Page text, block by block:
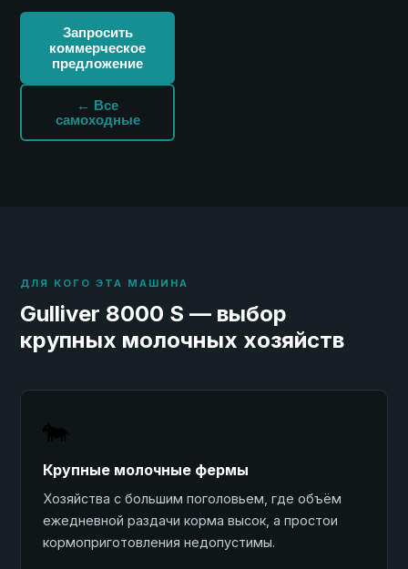
Запросить
коммерческое
предложение
← Все
самоходные
ДЛЯ КОГО ЭТА МАШИНА
Gulliver 8000 S — выбор
крупных молочных хозяйств
🐄
Крупные молочные фермы
Хозяйства с большим поголовьем, где объём
ежедневной раздачи корма высок, а простои
кормоприготовления недопустимы.